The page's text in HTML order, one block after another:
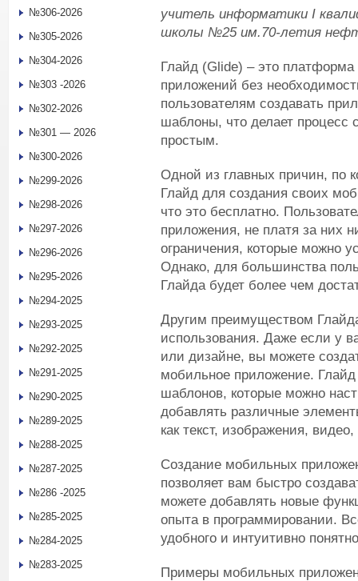
учитель информатики I
школы №25 им.70-летия
Глайд (Glide) – это
приложений без
пользователям создавать
шаблоны, что делает
простым.
Одной из главных причин, по
Глайд для создания своих
что это бесплатно.
приложения, не платя за них
ограничения, которые можно
Однако, для большинства
Глайда будет более чем
Другим преимуществом
использования. Даже если у
или дизайне, вы можете
мобильное приложение. Глайд
шаблонов, которые можно
добавлять различные
как текст, изображения,
Создание мобильных
позволяет вам быстро
можете добавлять новые
опыта в программировании.
удобного и интуитивно
Примеры мобильных
№306-2026
№305-2026
№304-2026
№303 -2026
№302-2026
№301 — 2026
№300-2026
№299-2026
№298-2026
№297-2026
№296-2026
№295-2026
№294-2025
№293-2025
№292-2025
№291-2025
№290-2025
№289-2025
№288-2025
№287-2025
№286 -2025
№285-2025
№284-2025
№283-2025